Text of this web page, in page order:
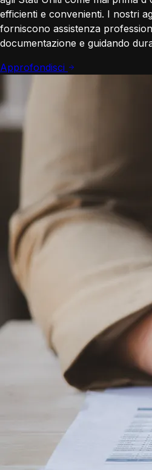
efficienti e convenienti. I nostri
forniscono assistenza
documentazione e guidando
Approfondisci